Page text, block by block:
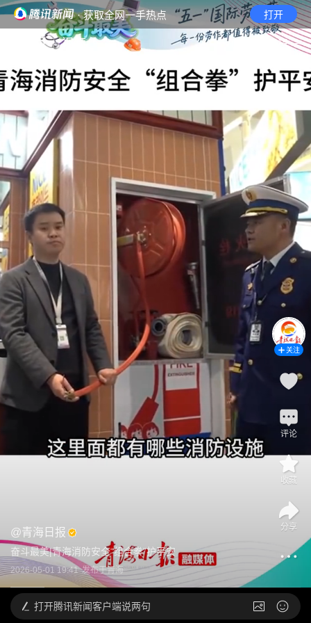
· 获取全网一手热点 打开
首页 视频 无障碍
@青海日报
奋斗最美|青海消防安全“组合拳”护平安
2026-05-01 19:41 发布于青海
关注
评论
收藏
分享
打开腾讯新闻客户端说两句